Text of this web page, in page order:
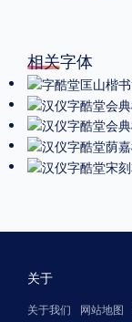
相关字体
关于
关于我们 网站地图